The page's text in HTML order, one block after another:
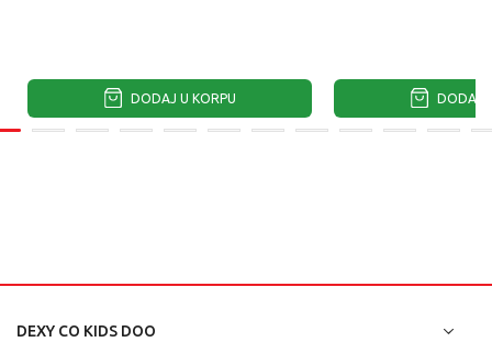
DODAJ U KORPU DODAJ
DEXY CO KIDS DOO